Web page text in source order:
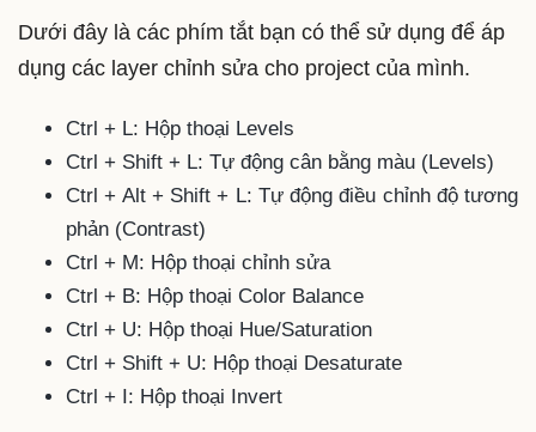
Dưới đây là các phím tắt bạn có thể sử dụng để áp
dụng các layer chỉnh sửa cho project của mình.
Ctrl + L: Hộp thoại Levels
Ctrl + Shift + L: Tự động cân bằng màu (Levels)
Ctrl + Alt + Shift + L: Tự động điều chỉnh độ tương
phản (Contrast)
Ctrl + M: Hộp thoại chỉnh sửa
Ctrl + B: Hộp thoại Color Balance
Ctrl + U: Hộp thoại Hue/Saturation
Ctrl + Shift + U: Hộp thoại Desaturate
Ctrl + I: Hộp thoại Invert